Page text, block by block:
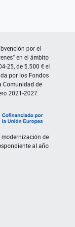
por el
en el ámbito
25, de 5.500 € el
por los Fondos
Comunidad de
2021-2027.
de
al año